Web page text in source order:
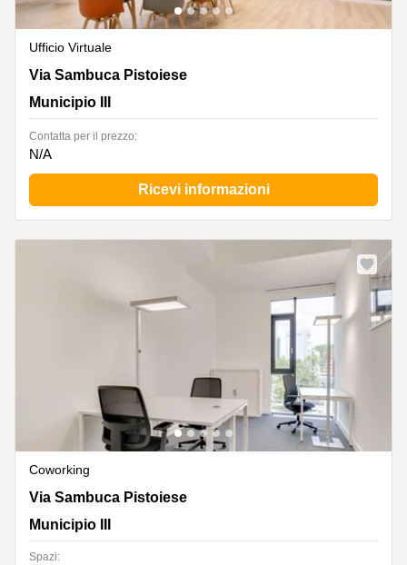
Ufficio Virtuale
Via Sambuca Pistoiese 51-53 ,Via Sambuca Pistoiese 51-
53, Municipio III
Via Sambuca Pistoiese
Municipio III
Сontatta per il prezzo:
N/A
Ricevi informazioni
Coworking
Via Sambuca Pistoiese 51-53 ,Via Sambuca Pistoiese 51-
53, Municipio III
Via Sambuca Pistoiese
Municipio III
Spazi: